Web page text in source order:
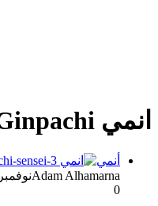
انمي Ginpachi الحلقة 1
أنمي
Adam Alhamarnaنوفمبر 4, 2025
0